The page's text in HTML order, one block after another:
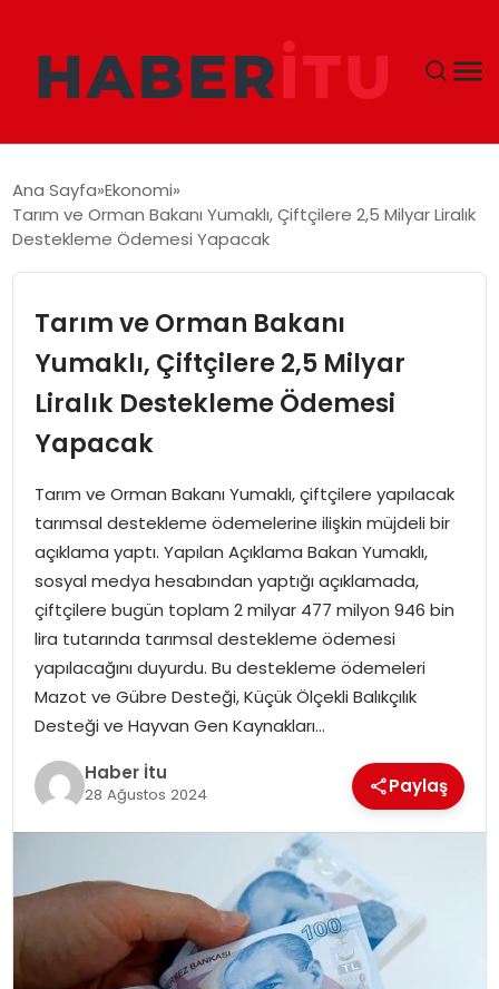
DÜNYA
TEKNOLOJI
EĞITIM
MAGAZIN
SPOR
YAŞAM
Ana Sayfa Ekonomi
Tarım ve Orman Bakanı Yumaklı, Çiftçilere 2,5 Milyar Liralık
Destekleme Ödemesi Yapacak
Tarım ve Orman Bakanı
Yumaklı, Çiftçilere 2,5 Milyar
Liralık Destekleme Ödemesi
Yapacak
Tarım ve Orman Bakanı Yumaklı, çiftçilere yapılacak
tarımsal destekleme ödemelerine ilişkin müjdeli bir
açıklama yaptı. Yapılan Açıklama Bakan Yumaklı,
sosyal medya hesabından yaptığı açıklamada,
çiftçilere bugün toplam 2 milyar 477 milyon 946 bin
lira tutarında tarımsal destekleme ödemesi
yapılacağını duyurdu. Bu destekleme ödemeleri
Mazot ve Gübre Desteği, Küçük Ölçekli Balıkçılık
Desteği ve Hayvan Gen Kaynakları…
Haber İtu
28 Ağustos 2024 Paylaş